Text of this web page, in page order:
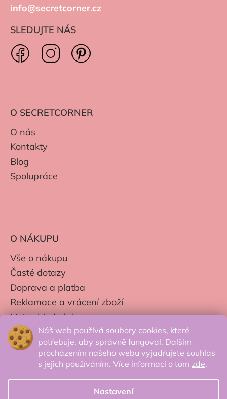
Náš web používá soubory cookies, které
potřebuje, aby správně fungoval. Dalším
procházením našeho webu vyjadřujete souhlas
s jejich používáním. Více informací o tom zde.
Nastavení
info@secretcorner.cz
SLEDUJTE NÁS
O SECRETCORNER
O nás
Kontakty
Blog
Spolupráce
O NÁKUPU
Vše o nákupu
Časté dotazy
Doprava a platba
Reklamace a vrácení zboží
Moje objednávky
Obchodní podmínky
Zpracování os. údajů